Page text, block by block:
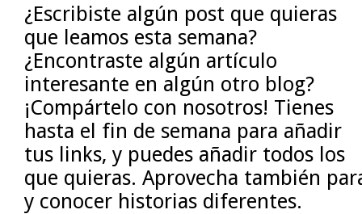
¿Escribiste algún post que quieras
que leamos esta semana?
¿Encontraste algún artículo
interesante en algún otro blog?
¡Compártelo con nosotros! Tienes
hasta el fin de semana para añadir
tus links, y puedes añadir todos los
que quieras. Aprovecha también
y conocer historias diferentes.